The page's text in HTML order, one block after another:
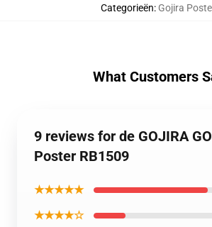
Categorieën: Gojira
What Customers
9 reviews for de GOJIRA
Poster RB1509
★★★★★
★★★★☆